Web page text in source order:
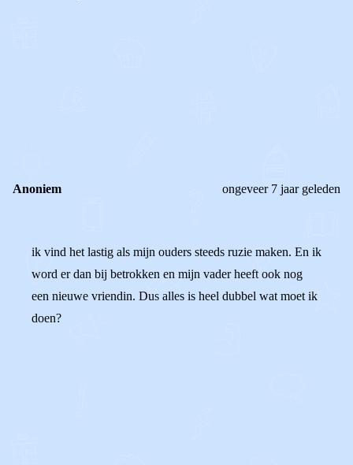
Anoniem ongeveer 7 jaar geleden
ik vind het lastig als mijn ouders steeds ruzie maken. En ik
word er dan bij betrokken en mijn vader heeft ook nog
een nieuwe vriendin. Dus alles is heel dubbel wat moet ik
doen?